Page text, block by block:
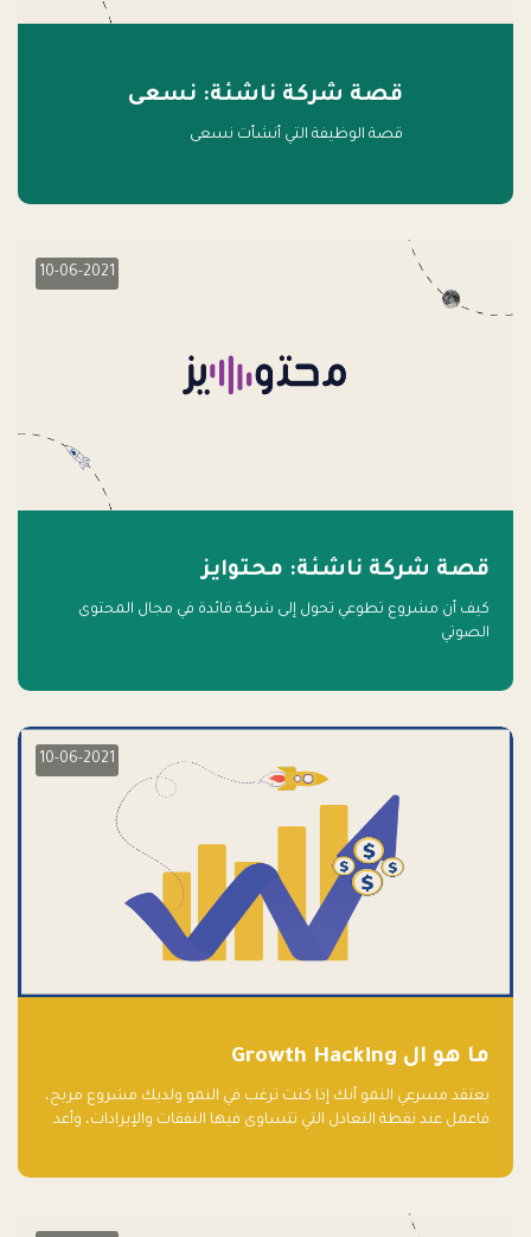
قصة شركة ناشئة: نسعى
قصة الوظيفة التي أنشأت نسعى
10-06-2021
قصة شركة ناشئة: محتوايز
كيف أن مشروع تطوعي تحول إلى شركة قائدة في مجال المحتوى
الصوتي
10-06-2021
ما هو ال Growth Hacking
يعتقد مسرعي النمو أنك إذا كنت ترغب في النمو ولديك مشروع مربح،
فاعمل عند نقطة التعادل التي تتساوى فيها النفقات والإيرادات، وأعد